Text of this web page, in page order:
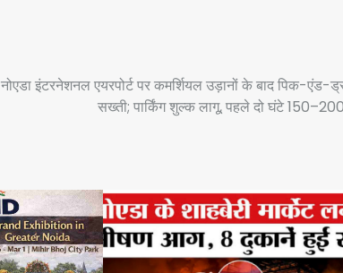
नोएडा इंटरनेशनल एयरपोर्ट पर कमर्शियल उड़ानों के बाद पिक-एंड-
सख्ती; पार्किंग शुल्क लागू, पहले दो घंटे